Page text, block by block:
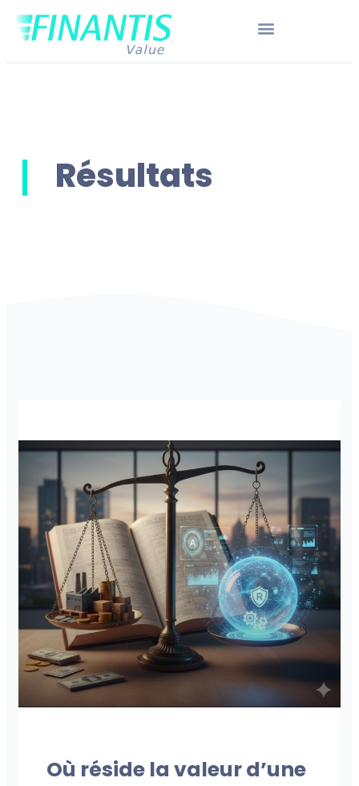
Résultats
Où réside la valeur d’une